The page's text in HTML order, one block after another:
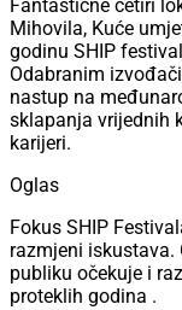
Fantastične četiri
Mihovila, Kuće
godinu SHIP
Odabranim
nastup na
sklapanja vrijednih
karijeri.
Oglas
Fokus SHIP
razmjeni iskustava.
publiku očekuje i
proteklih godina .